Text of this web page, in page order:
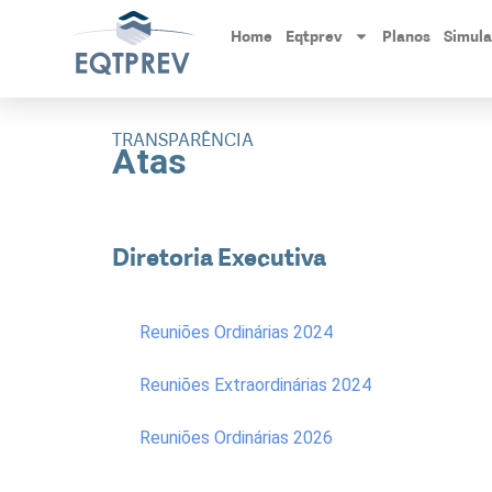
Home Eqtprev Planos
TRANSPARÊNCIA
Atas
Diretoria Executiva
Reuniões Ordinárias 2024
Reuniões Extraordinárias 2024
Reuniões Ordinárias 2026